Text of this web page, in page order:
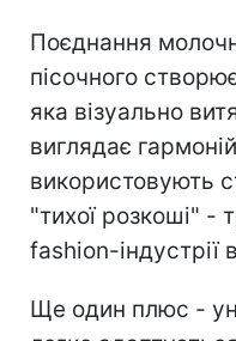
Поєднання
пісочного
яка візуально
виглядає
використовують
"тихої розкоші" -
fashion-індустрії
Ще один плюс -